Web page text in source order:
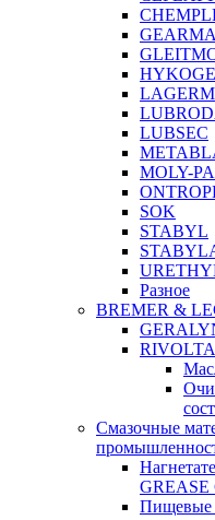
LUBSEC
MOLY-
SOK
STABYL
Разное
BREMER &
RIVOLTA
Смазочные
GREASE
Пищевые